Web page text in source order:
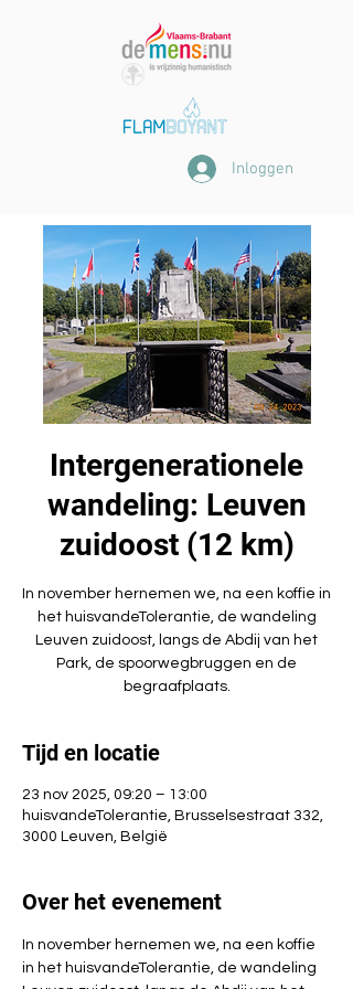
Inloggen
Intergenerationele
wandeling: Leuven
zuidoost (12 km)
In november hernemen we, na een koffie in
het huisvandeTolerantie, de wandeling
Leuven zuidoost, langs de Abdij van het
Park, de spoorwegbruggen en de
begraafplaats.
Tijd en locatie
23 nov 2025, 09:20 – 13:00
huisvandeTolerantie, Brusselsestraat 332,
3000 Leuven, België
Over het evenement
In november hernemen we, na een koffie
in het huisvandeTolerantie, de wandeling